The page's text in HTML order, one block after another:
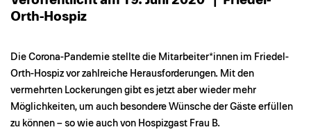
Orth-Hospiz
Die Corona-Pandemie stellte die Mitarbeiter*innen im Friedel-
Orth-Hospiz vor zahlreiche Herausforderungen. Mit den
vermehrten Lockerungen gibt es jetzt aber wieder mehr
Möglichkeiten, um auch besondere Wünsche der Gäste erfüllen
zu können – so wie auch von Hospizgast Frau B.